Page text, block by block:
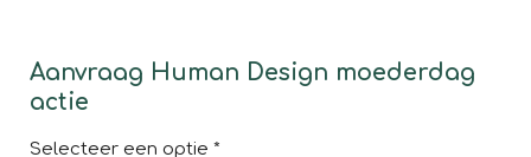
Aanvraag Human Design moederdag
actie
Selecteer een optie *